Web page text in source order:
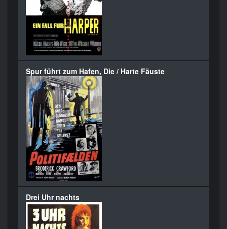
Spur führt zum Hafen, Die / Harte Fäuste
Drei Uhr nachts